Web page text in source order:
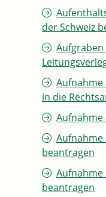
der Schweiz
Aufnahme
in die
Aufnahme
Aufnahme
beantragen
beantragen